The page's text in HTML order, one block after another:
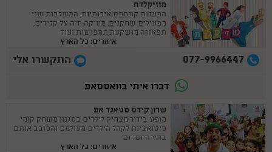
מוזיקלדת
הפעלות קונספט איכותיות, המשלבות שני
מפעילים שחקנים, מוזיקה חיה על קלידים,
תפאורה מושקעת,תחפושות ועוד
איזורים: כל הארץ
077-9966447 התקשרו אלי
דברו איתי בוואטסאפ
שרון קידס סטאנד אפ
מופע בידור מצחיק לילדים בסגנון משחק קומי
סיטואציות לקהל הילדים מעולמם והסובב אותם
בחיי היום יום
איזורים: כל הארץ